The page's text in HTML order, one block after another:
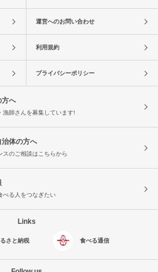
運営へのお問い合わせ
利用規約
プライバシーポリシー
方へ
漁師さんを募集しています!
治体の方へ
スのご相談はこちらから
べる人をつなぎたい
Links
さと納税 食べる通信